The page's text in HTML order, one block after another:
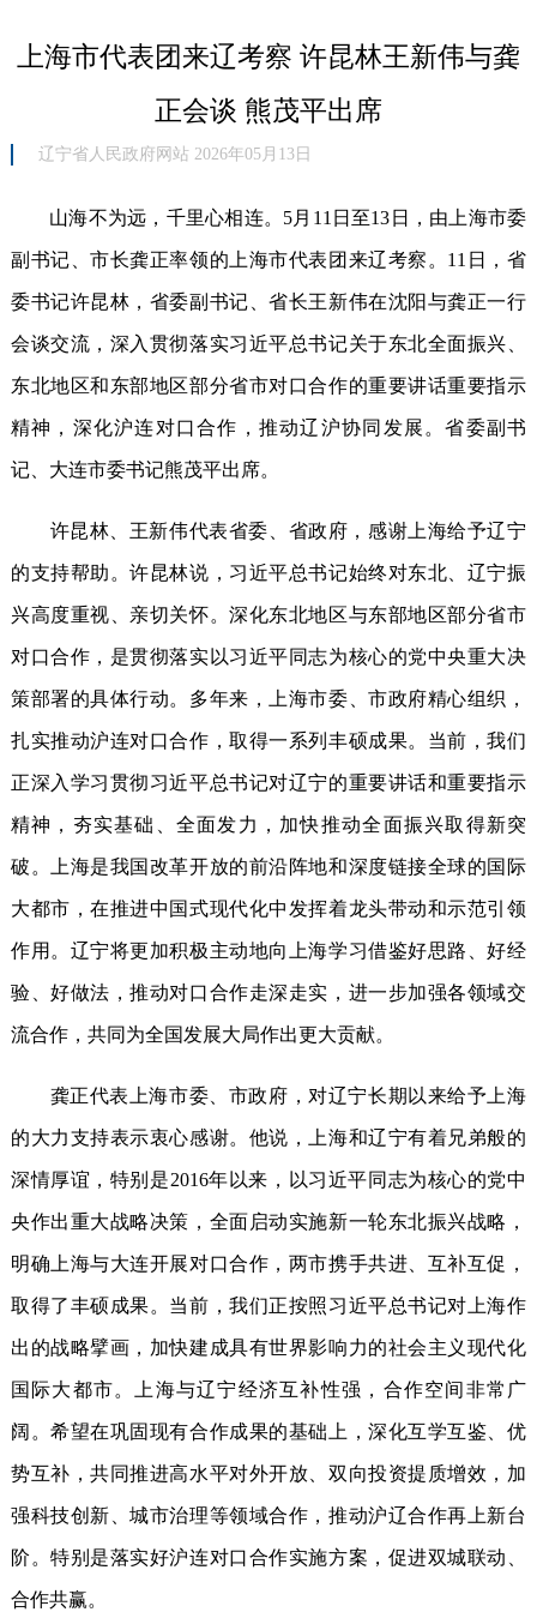
上海市代表团来辽考察 许昆林王新伟与龚
正会谈 熊茂平出席
辽宁省人民政府网站 2026年05月13日
山海不为远，千里心相连。5月11日至13日，由上海市委
副书记、市长龚正率领的上海市代表团来辽考察。11日，省
委书记许昆林，省委副书记、省长王新伟在沈阳与龚正一行
会谈交流，深入贯彻落实习近平总书记关于东北全面振兴、
东北地区和东部地区部分省市对口合作的重要讲话重要指示
精神，深化沪连对口合作，推动辽沪协同发展。省委副书
记、大连市委书记熊茂平出席。
许昆林、王新伟代表省委、省政府，感谢上海给予辽宁
的支持帮助。许昆林说，习近平总书记始终对东北、辽宁振
兴高度重视、亲切关怀。深化东北地区与东部地区部分省市
对口合作，是贯彻落实以习近平同志为核心的党中央重大决
策部署的具体行动。多年来，上海市委、市政府精心组织，
扎实推动沪连对口合作，取得一系列丰硕成果。当前，我们
正深入学习贯彻习近平总书记对辽宁的重要讲话和重要指示
精神，夯实基础、全面发力，加快推动全面振兴取得新突
破。上海是我国改革开放的前沿阵地和深度链接全球的国际
大都市，在推进中国式现代化中发挥着龙头带动和示范引领
作用。辽宁将更加积极主动地向上海学习借鉴好思路、好经
验、好做法，推动对口合作走深走实，进一步加强各领域交
流合作，共同为全国发展大局作出更大贡献。
龚正代表上海市委、市政府，对辽宁长期以来给予上海
的大力支持表示衷心感谢。他说，上海和辽宁有着兄弟般的
深情厚谊，特别是2016年以来，以习近平同志为核心的党中
央作出重大战略决策，全面启动实施新一轮东北振兴战略，
明确上海与大连开展对口合作，两市携手共进、互补互促，
取得了丰硕成果。当前，我们正按照习近平总书记对上海作
出的战略擘画，加快建成具有世界影响力的社会主义现代化
国际大都市。上海与辽宁经济互补性强，合作空间非常广
阔。希望在巩固现有合作成果的基础上，深化互学互鉴、优
势互补，共同推进高水平对外开放、双向投资提质增效，加
强科技创新、城市治理等领域合作，推动沪辽合作再上新台
阶。特别是落实好沪连对口合作实施方案，促进双城联动、
合作共赢。